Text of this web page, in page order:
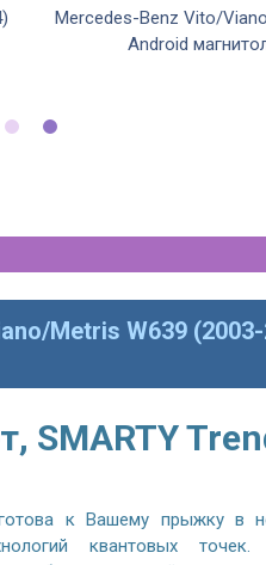
Mercedes-Benz Vito/
Android
Metris W639
SMARTY
к Вашему прыжку в
квантовых